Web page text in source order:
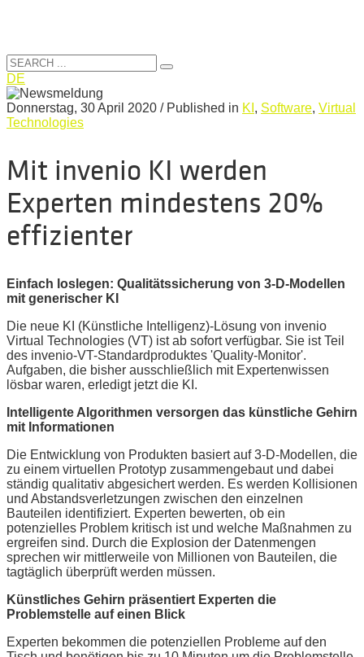
DE
Donnerstag, 30 April 2020 / Published in KI , Software, Virtual
Technologies
Mit invenio KI werden
Experten mindestens 20%
effizienter
Einfach loslegen: Qualitätssicherung von 3-D-Modellen
mit generischer KI
Die neue KI (Künstliche Intelligenz)-Lösung von invenio
Virtual Technologies (VT) ist ab sofort verfügbar. Sie ist Teil
des invenio-VT-Standardproduktes 'Quality-Monitor'.
Aufgaben, die bisher ausschließlich mit Expertenwissen
lösbar waren, erledigt jetzt die KI.
Intelligente Algorithmen versorgen das künstliche Gehirn
mit Informationen
Die Entwicklung von Produkten basiert auf 3-D-Modellen, die
zu einem virtuellen Prototyp zusammengebaut und dabei
ständig qualitativ abgesichert werden. Es werden Kollisionen
und Abstandsverletzungen zwischen den einzelnen
Bauteilen identifiziert. Experten bewerten, ob ein
potenzielles Problem kritisch ist und welche Maßnahmen zu
ergreifen sind. Durch die Explosion der Datenmengen
sprechen wir mittlerweile von Millionen von Bauteilen, die
tagtäglich überprüft werden müssen.
Künstliches Gehirn präsentiert Experten die
Problemstelle auf einen Blick
Experten bekommen die potenziellen Probleme auf den